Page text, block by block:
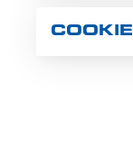
COOKIE